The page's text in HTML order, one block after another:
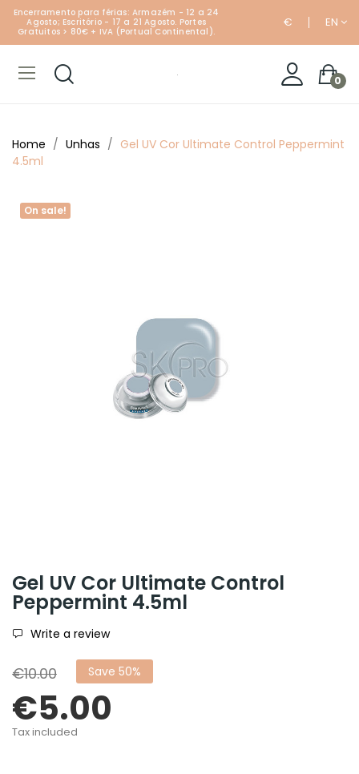
Encerramento para férias: Armazém - 12 a 24
Agosto; Escritório - 17 a 21 Agosto. Portes
Gratuitos > 80€ + IVA (Portual Continental).
€ EN
0
Home Unhas
Gel UV Cor Ultimate Control Peppermint
4.5ml
On sale!
Gel UV Cor Ultimate Control
Peppermint 4.5ml
Write a review
€10.00 Save 50%
€5.00
Tax included